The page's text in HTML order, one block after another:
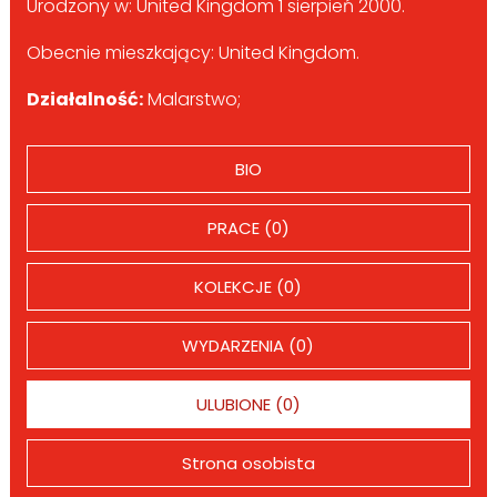
Urodzony w: United Kingdom 1 sierpień 2000.
Obecnie mieszkający: United Kingdom.
Działalność:Malarstwo;
BIO
PRACE (0)
KOLEKCJE (0)
WYDARZENIA (0)
ULUBIONE (0)
Strona osobista